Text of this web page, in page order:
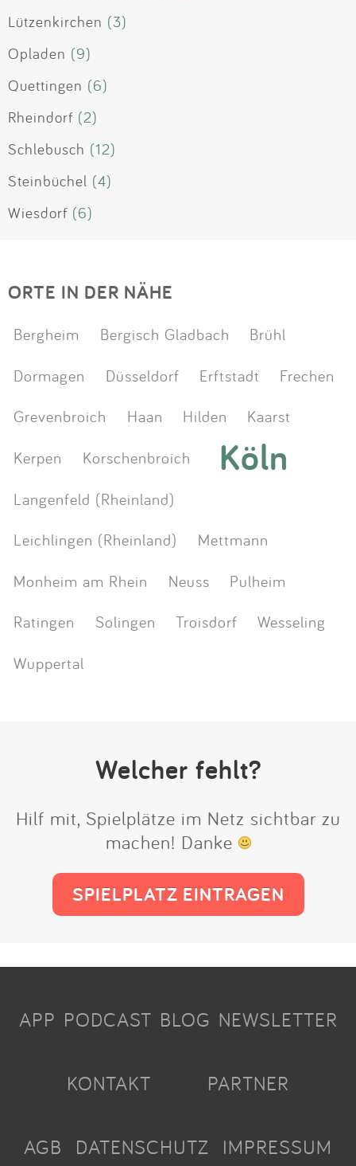
Lützenkirchen (3)
Opladen (9)
Quettingen (6)
Rheindorf (2)
Schlebusch (12)
Steinbüchel (4)
Wiesdorf (6)
ORTE IN DER NÄHE
Bergheim Bergisch Gladbach
Brühl
Dormagen
Düsseldorf Erftstadt
Frechen
Grevenbroich
Haan Hilden
Kaarst
Kerpen
Korschenbroich Köln
Langenfeld (Rheinland)
Leichlingen (Rheinland)
Mettmann
Monheim am Rhein
Neuss
Pulheim
Ratingen
Solingen Troisdorf
Wesseling
Wuppertal
Welcher fehlt?
Hilf mit, Spielplätze im Netz sichtbar zu
machen! Danke
SPIELPLATZ EINTRAGEN
APP PODCAST BLOG NEWSLETTER
KONTAKT PARTNER
AGB DATENSCHUTZ IMPRESSUM